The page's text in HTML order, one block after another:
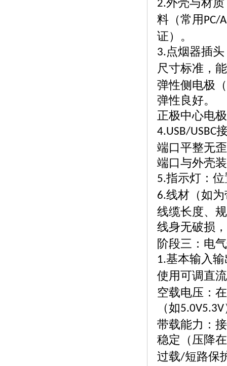
2.
料（常用PC/
证）。
3.点烟器插
尺寸标准，
弹性侧电极
弹性良好。
正极中心电
4.USB/USBC
端口平整无
端口与外壳
5.指示灯：
6.线材（如
线缆长度、
线身无破损，
阶段三：电
1.基本输入
使用可调直
空载电压：
（如5.0V5.3V
带载能力：
稳定（压降
过载/短路保